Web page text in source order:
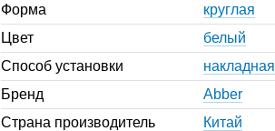
Форма
круглая
Цвет
белый
Способ установки
накладная
Бренд
Abber
Страна производитель
Китай